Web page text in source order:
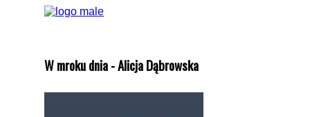
W mroku dnia - Alicja Dąbrowska